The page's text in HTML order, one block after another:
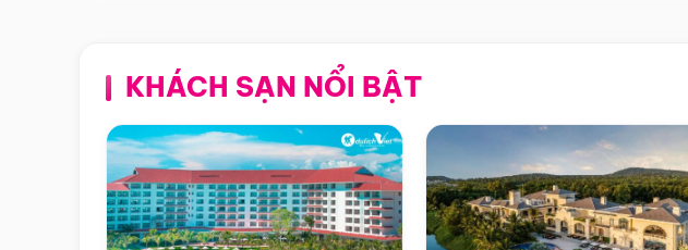
KHÁCH SẠN NỔI BẬT